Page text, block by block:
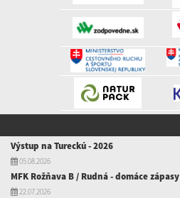
Výstup na Tureckú - 2026
05.08.2026
MFK Rožňava B / Rudná - domáce zápasy
22.07.2026